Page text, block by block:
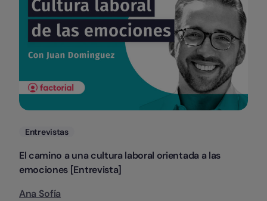
Categorias
Entrevistas
El camino a una cultura laboral orientada a las
emociones [Entrevista]
Ana Sofía